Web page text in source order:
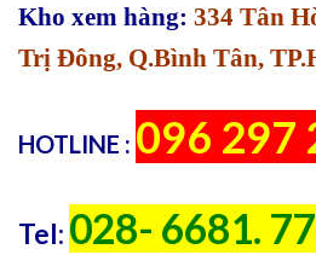
Kho xem hàng: 334 Tân
Trị Đông, Q.Bình Tân,
HOTLINE : 096 297
Tel: 028- 6681.